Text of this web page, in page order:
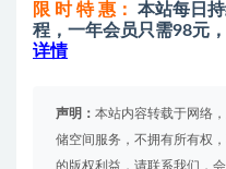
限 时 特 惠：
本站每日
程，一年会员只需98元
详情
声明： 本站内容转载于网络
储空间服务，不拥有所有权
的版权利益，请联系我们，